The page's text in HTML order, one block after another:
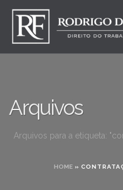
Arquivos
Arquivos para a etiqueta:
HOME»